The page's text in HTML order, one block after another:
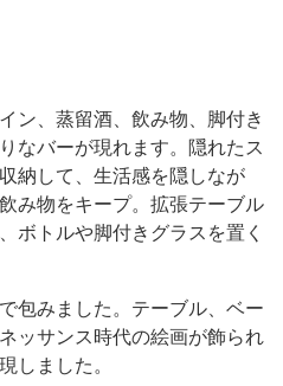
ン、蒸留酒、飲み物、脚付き
なバーが現れます。隠れたス
納して、生活感を隠しなが
み物をキープ。拡張テーブル
ボトルや脚付きグラスを置く
包みました。テーブル、ベー
ッサンス時代の絵画が飾られ
しました。